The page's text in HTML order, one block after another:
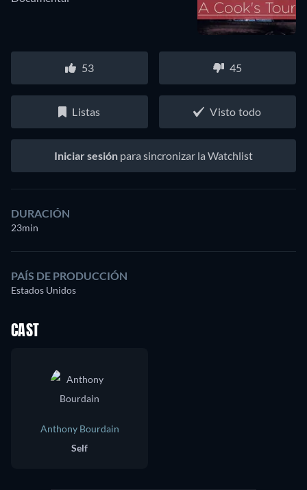
53 45
Listas Visto todo
Iniciar sesión para sincronizar la Watchlist
DURACIÓN
23min
PAÍS DE PRODUCCIÓN
Estados Unidos
CAST
Anthony Bourdain
Self